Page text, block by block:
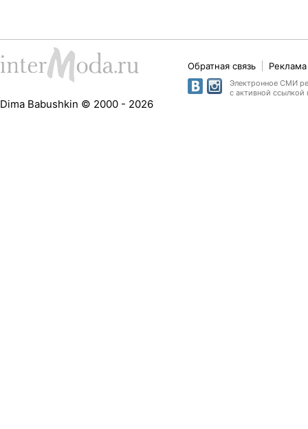
Dima Babushkin © 2000 - 2026
Обратная связь
Электронное СМИ
с активной ссылкой